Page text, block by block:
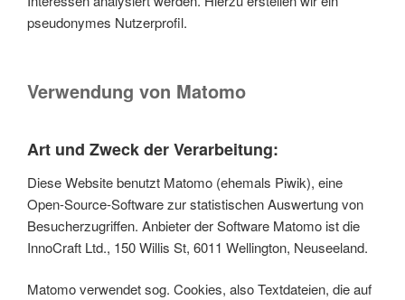
pseudonymes Nutzerprofil.
Verwendung von Matomo
Art und Zweck der Verarbeitung:
Diese Website benutzt Matomo (ehemals Piwik), eine
Open-Source-Software zur statistischen Auswertung von
Besucherzugriffen. Anbieter der Software Matomo ist die
InnoCraft Ltd., 150 Willis St, 6011 Wellington, Neuseeland.
Matomo verwendet sog. Cookies, also Textdateien, die auf